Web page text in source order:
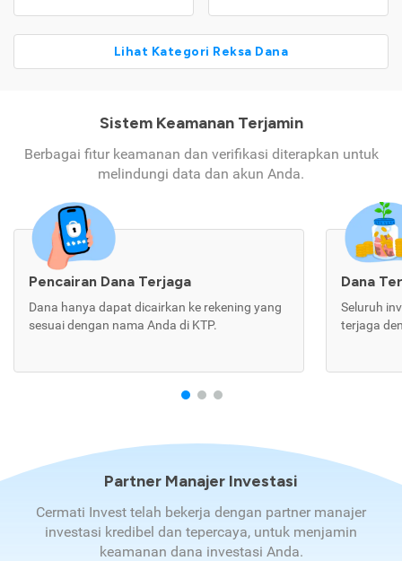
Lihat Kategori Reksa Dana
Sistem Keamanan Terjamin
Berbagai fitur keamanan dan verifikasi diterapkan untuk
melindungi data dan akun Anda.
Pencairan Dana Terjaga
Dana hanya dapat dicairkan ke rekening yang
sesuai dengan nama Anda di KTP.
Dana
Seluruh
terjaga
Partner Manajer Investasi
Cermati Invest telah bekerja dengan partner manajer
investasi kredibel dan tepercaya, untuk menjamin
keamanan dana investasi Anda.